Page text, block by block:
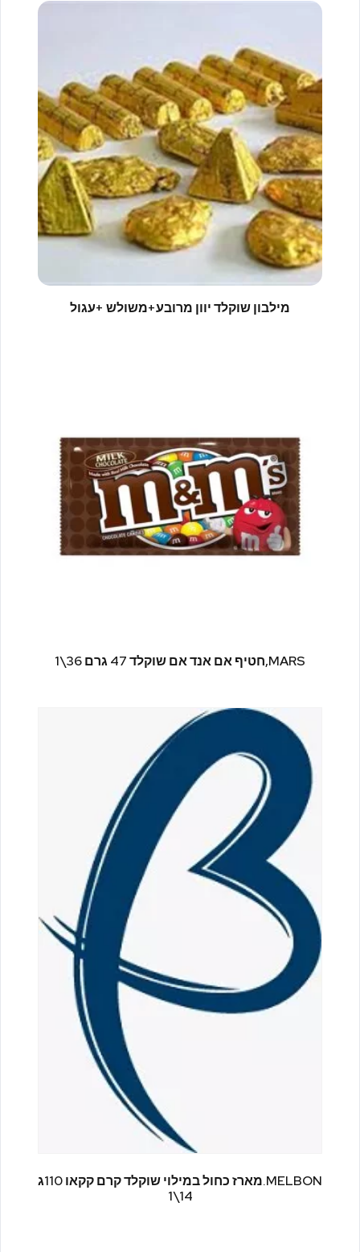
מילבון שוקלד יוון מרובע+משולש +עגול
MARS,חטיף אם אנד אם שוקלד 47 גרם 36\1
MELBON.מארז כחול במילוי שוקלד קרם קקאו 110ג
14\1